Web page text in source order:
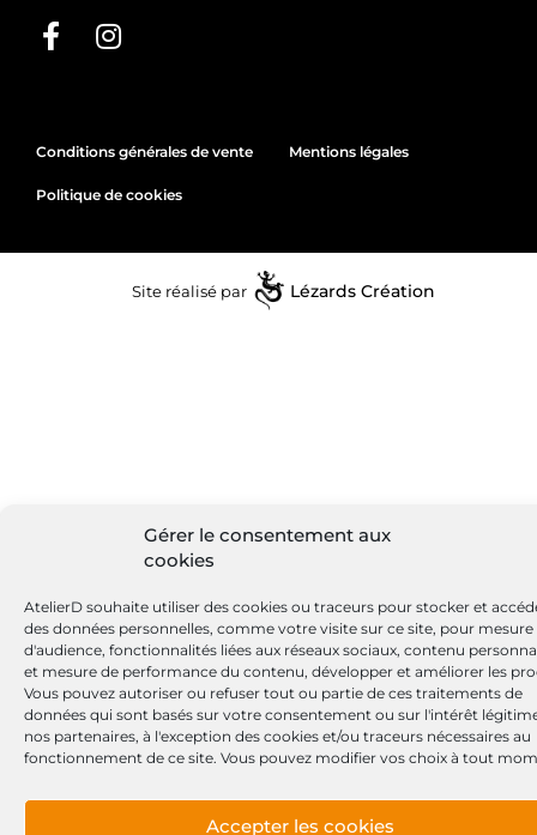
Gérer le consentement aux
cookies
AtelierD souhaite utiliser des cookies ou traceurs pour stocker et
des données personnelles, comme votre visite sur ce site, pour mesure
d'audience, fonctionnalités liées aux réseaux sociaux, contenu
et mesure de performance du contenu, développer et améliorer les
Vous pouvez autoriser ou refuser tout ou partie de ces traitements de
données qui sont basés sur votre consentement ou sur l'intérêt
nos partenaires, à l'exception des cookies et/ou traceurs nécessaires au
fonctionnement de ce site. Vous pouvez modifier vos choix à tout
Accepter les cookies
Conditions générales de vente Mentions légales
Politique de cookies
Site réalisé par Lézards Création